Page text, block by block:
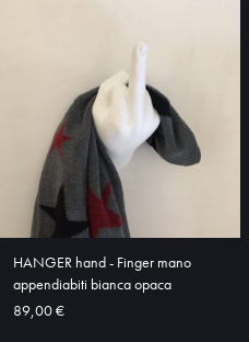
HANGER hand - Finger mano
appendiabiti bianca opaca
89,00 €